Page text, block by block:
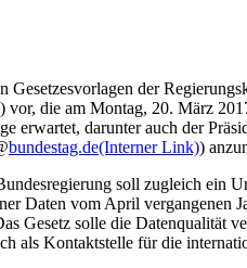
der
vor, die am Montag, 20. März
darunter auch der
bundestag.de(Interner Link))
soll zugleich ein
Daten vom April vergangenen
solle die Datenqualität
als Kontaktstelle für die